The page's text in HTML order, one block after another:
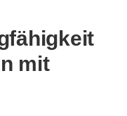
mit